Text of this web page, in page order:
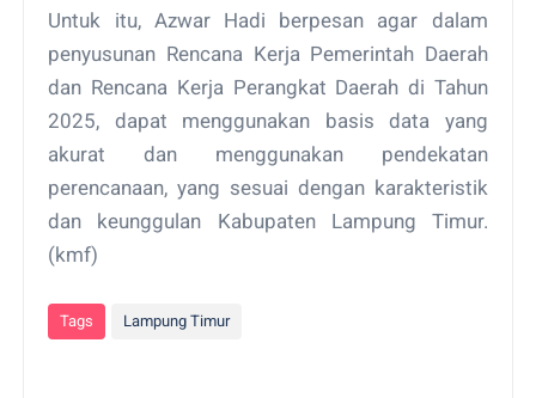
Untuk itu, Azwar Hadi berpesan agar dalam
penyusunan Rencana Kerja Pemerintah Daerah
dan Rencana Kerja Perangkat Daerah di Tahun
2025, dapat menggunakan basis data yang
akurat dan menggunakan pendekatan
perencanaan, yang sesuai dengan karakteristik
dan keunggulan Kabupaten Lampung Timur.
(kmf)
Tags Lampung Timur